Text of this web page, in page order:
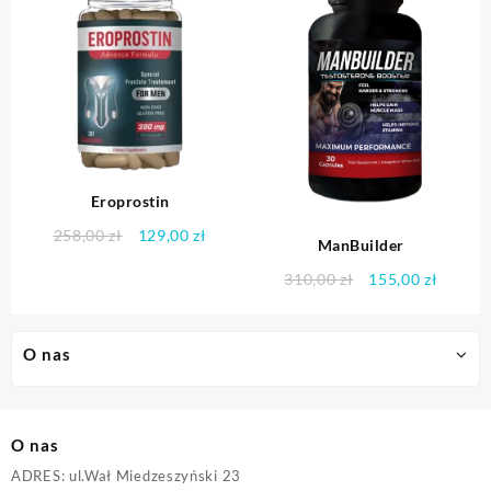
O nas
Eroprostin
258,00zł
Pierwotna
129,00zł
ManBuilder
310,00zł
Pierwotna
155,00zł
O nas
ADRES: ul.Wał Miedzeszyński 23